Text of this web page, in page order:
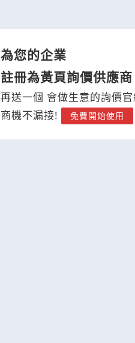
為您的企業
註冊為黃頁詢價供應商
再送一個 會做生意的詢價
商機不漏接!
免費開始使用